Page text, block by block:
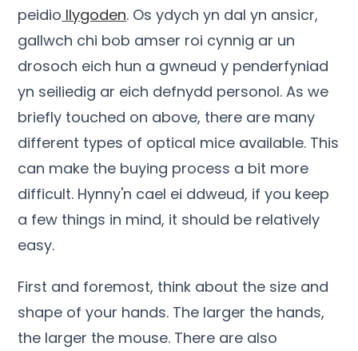
peidio llygoden. Os ydych yn dal yn ansicr,
gallwch chi bob amser roi cynnig ar un
drosoch eich hun a gwneud y penderfyniad
yn seiliedig ar eich defnydd personol.As we
briefly touched on above, there are many
different types of optical mice available. This
can make the buying process a bit more
difficult. Hynny'n cael ei ddweud, if you keep
a few things in mind, it should be relatively
easy.
First and foremost, think about the size and
shape of your hands. The larger the hands,
the larger the mouse. There are also